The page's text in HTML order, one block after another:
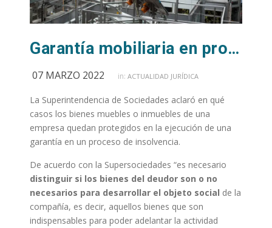
Garantía mobiliaria en proceso de insolvencia no aplica sobre bienes esenciales para operación de la empresa
07 MARZO 2022 in: ACTUALIDAD JURÍDICA
La Superintendencia de Sociedades aclaró en qué
casos los bienes muebles o inmuebles de una
empresa quedan protegidos en la ejecución de una
garantía en un proceso de insolvencia.
De acuerdo con la Supersociedades “es necesario
distinguir si los bienes del deudor son o no
necesarios para desarrollar el objeto social de la
compañía, es decir, aquellos bienes que son
indispensables para poder adelantar la actividad